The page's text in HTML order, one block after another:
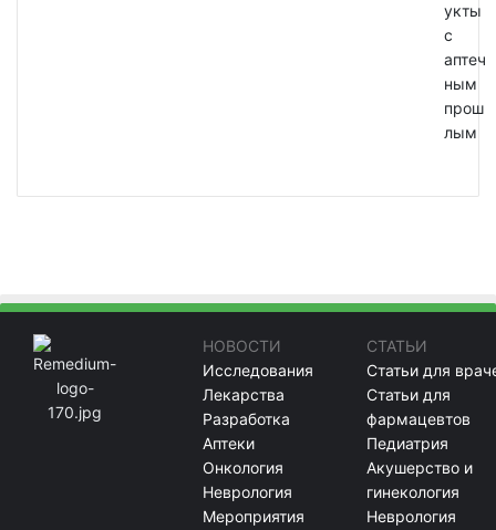
укты
с
аптеч
ным
прош
лым
НОВОСТИ
Исследования
Лекарства
Разработка
Аптеки
Онкология
Неврология
Мероприятия
СТАТЬИ
Статьи для
Статьи для
фармацевтов
Педиатрия
Акушерство и
гинекология
Неврология